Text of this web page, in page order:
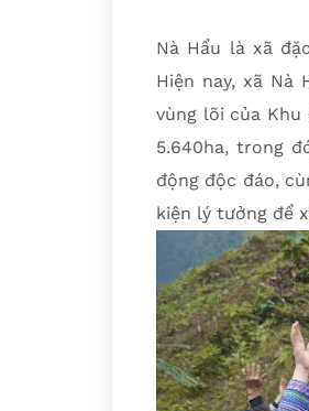
Nà Hẩu là xã
Hiện nay, xã Nà
vùng lõi của
5.640ha, trong
động độc đáo,
kiện lý tưởng để